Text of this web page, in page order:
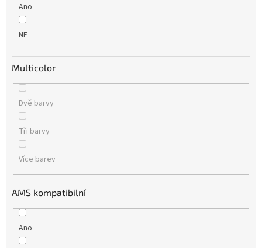
Ano
NE
Multicolor
Dvě barvy
Tři barvy
Více barev
AMS kompatibilní
Ano